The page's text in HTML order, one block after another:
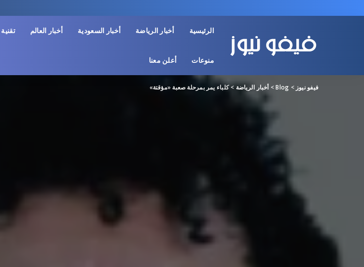
الرئيسية أخبار الرياضة أخبار السعودية أخبار العالم تقنية
منوعات أعلن معنا
فيفو نيوز >
Blog
> أخبار الرياضة >كلباء يمر بمرحلة صعبة «مؤقتة»